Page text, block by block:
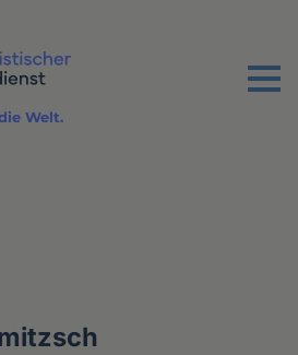
Menu
Welt.